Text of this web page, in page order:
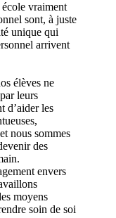
vraiment
sont, à juste
unique qui
arrivent
élèves ne
leurs
d’aider les
nous sommes
des
envers
moyens
soin de soi